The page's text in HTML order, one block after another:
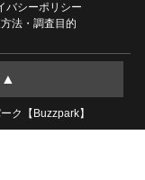
バシーポリシー
法・調査目的
▲
ク【Buzzpark】